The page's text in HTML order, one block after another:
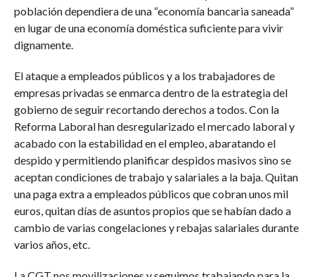
población dependiera de una “economía bancaria saneada”
en lugar de una economía doméstica suficiente para vivir
dignamente.
El ataque a empleados públicos y a los trabajadores de
empresas privadas se enmarca dentro de la estrategia del
gobierno de seguir recortando derechos a todos. Con la
Reforma Laboral han desregularizado el mercado laboral y
acabado con la estabilidad en el empleo, abaratando el
despido y permitiendo planificar despidos masivos sino se
aceptan condiciones de trabajo y salariales a la baja. Quitan
una paga extra a empleados públicos que cobran unos mil
euros, quitan días de asuntos propios que se habían dado a
cambio de varias congelaciones y rebajas salariales durante
varios años, etc.